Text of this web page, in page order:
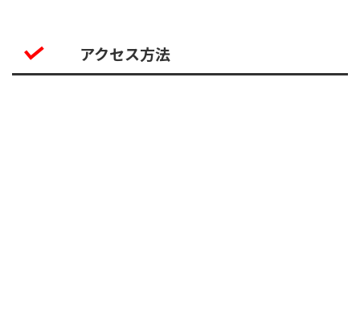
アクセス方法